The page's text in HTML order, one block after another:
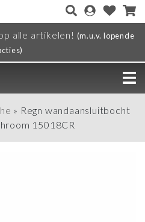
alle artikelen! (m.u.v. lopende
» Regn wandaansluitbocht
15018CR